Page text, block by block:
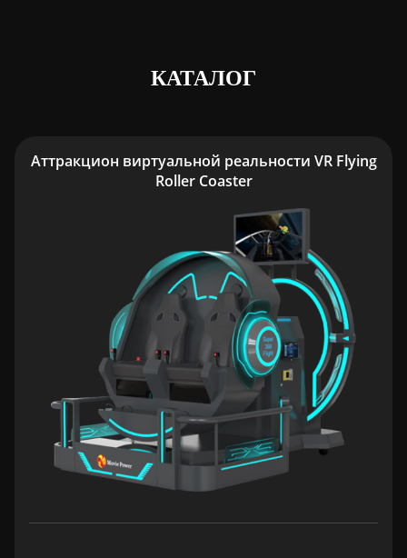
КАТАЛОГ
Аттракцион виртуальной реальности VR Flying
Roller Coaster